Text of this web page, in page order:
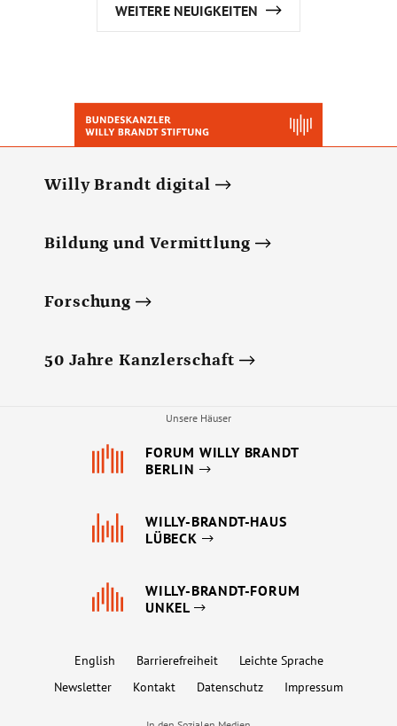
WEITERE NEUIGKEITEN
Willy Brandt digital
Bildung und Vermittlung
Forschung
50 Jahre Kanzlerschaft
Unsere Häuser
FORUM WILLY BRANDT
BERLIN
WILLY-BRANDT-HAUS
LÜBECK
WILLY-BRANDT-FORUM
UNKEL
English Barrierefreiheit
Leichte Sprache
Newsletter
Kontakt Datenschutz Impressum